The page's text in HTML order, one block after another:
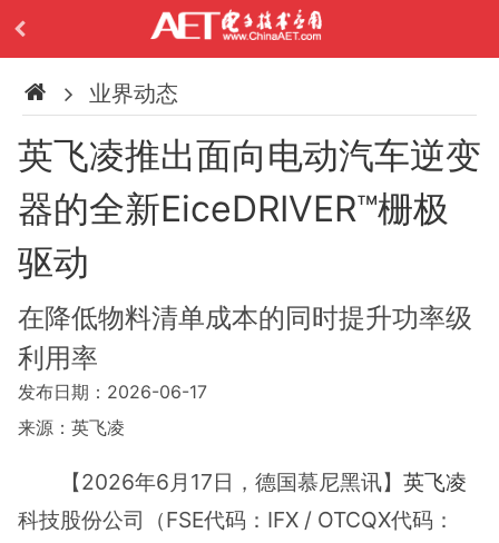
业界动态
英飞凌推出面向电动汽车逆变
器的全新EiceDRIVER™栅极
驱动
在降低物料清单成本的同时提升功率级
利用率
发布日期：2026-06-17
来源：英飞凌
【2026年6月17日，德国慕尼黑讯】英飞凌
科技股份公司（FSE代码：IFX / OTCQX代码：